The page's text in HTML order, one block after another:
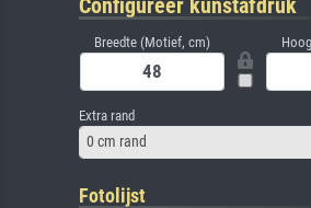
Configureer kunstafdruk
Breedte (Motief, cm)
Extra rand
0 cm rand
Fotolijst